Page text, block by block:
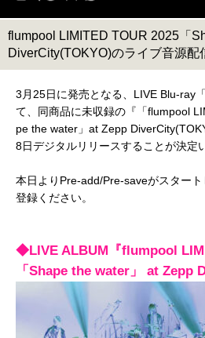
flumpool LIMITED TOUR 2025「
DiverCity(TOKYO)のライブ音源配
3月25日に発売となる、LIVE Blu-ray
て、同商品に未収録の『「flumpool
pe the water」at Zepp
8日デジタルリリースすることが決定
本日よりPre-add/Pre-saveがスター
登録ください。
◆LIVE ALBUM『flumpool
「Shape the water」 at Zepp